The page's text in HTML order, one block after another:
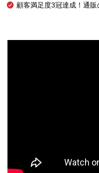
顧客満足度3冠達成！通